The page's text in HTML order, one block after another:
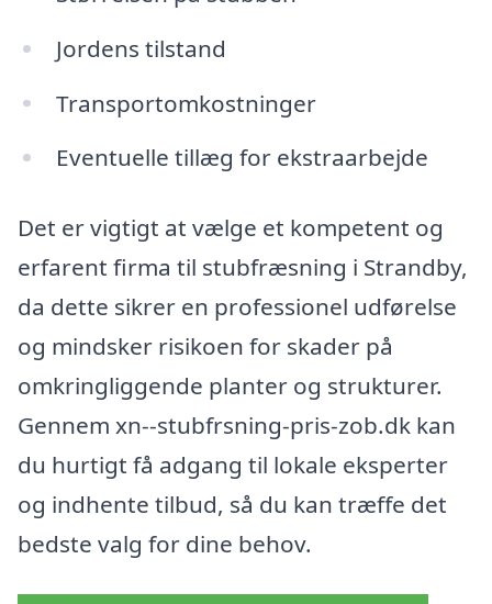
Jordens tilstand
Transportomkostninger
Eventuelle tillæg for ekstraarbejde
Det er vigtigt at vælge et kompetent og
erfarent firma til stubfræsning i Strandby,
da dette sikrer en professionel udførelse
og mindsker risikoen for skader på
omkringliggende planter og strukturer.
Gennem xn--stubfrsning-pris-zob.dk kan
du hurtigt få adgang til lokale eksperter
og indhente tilbud, så du kan træffe det
bedste valg for dine behov.